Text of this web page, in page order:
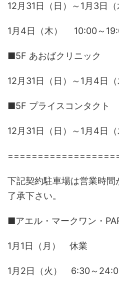
12月31日（日）～1月3日
1月4日（木） 10:00～
■5F あおばクリニック
12月31日（日）～1月4日
■5F プライスコンタクト
12月31日（日）～1月4日
下記契約駐車場は営業時
了承下さい。
■アエル・マークワン・
1月1日（月） 休業
1月2日（火） 6:30～